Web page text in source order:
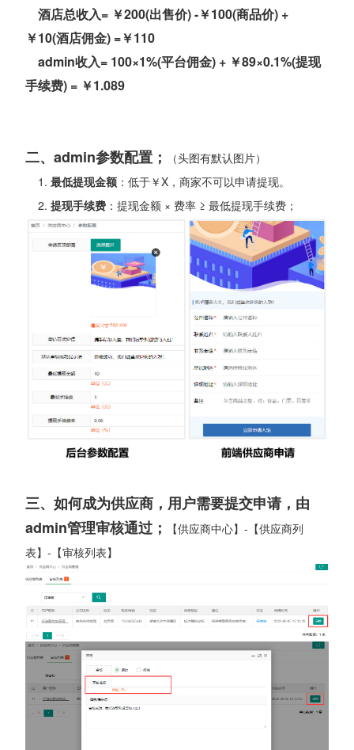
酒店总收入= ￥200(出售价) -￥100(商品价) +
￥10(酒店佣金) =￥110
admin收入= 100×1%(平台佣金) + ￥89×0.1%(提现
手续费) = ￥1.089
二、admin参数配置；
（头图有默认图片）
1. 最低提现金额：低于￥X，商家不可以申请提现。
2. 提现手续费：提现金额 × 费率 ≥ 最低提现手续费；
三、如何成为供应商，用户需要提交申请，由
admin管理审核通过；
【供应商中心】-【供应商列
表】-【审核列表】